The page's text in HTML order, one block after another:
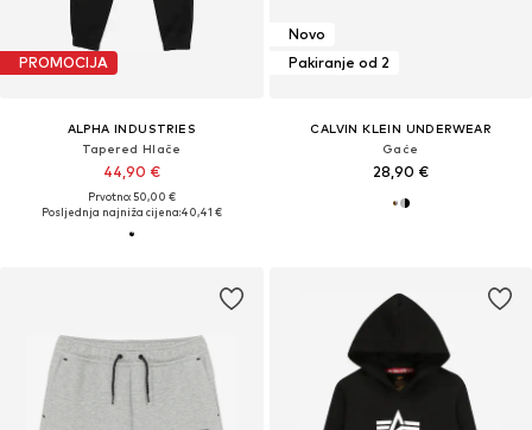
PROMOCIJA
ALPHA INDUSTRIES
Tapered Hlače
44,90 €
Prvotno: 50,00 €
Posljednja najniža cijena:40,41 €
Novo
Pakiranje od 2
CALVIN KLEIN UNDERWEAR
Gaće
28,90 €